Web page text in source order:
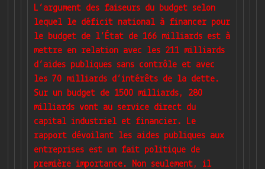
L’argument des faiseurs du budget selon
lequel le déficit national à financer pour
le budget de l’État de 166 milliards est à
mettre en relation avec les 211 milliards
d’aides publiques sans contrôle et avec
les 70 milliards d’intérêts de la dette.
Sur un budget de 1500 milliards, 280
milliards vont au service direct du
capital industriel et financier. Le
rapport dévoilant les aides publiques aux
entreprises est un fait politique de
première importance. Non seulement, il